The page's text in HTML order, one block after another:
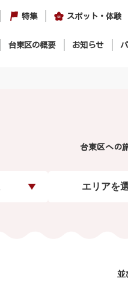
特集 スポット・体験
台東区の概要 お知らせ
台東区への
エリアを
並